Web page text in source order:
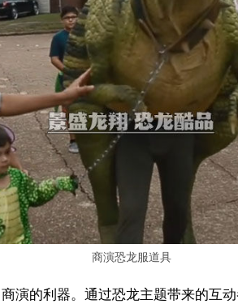
商演恐龙服道具
演的利器。通过恐龙主题带来的互